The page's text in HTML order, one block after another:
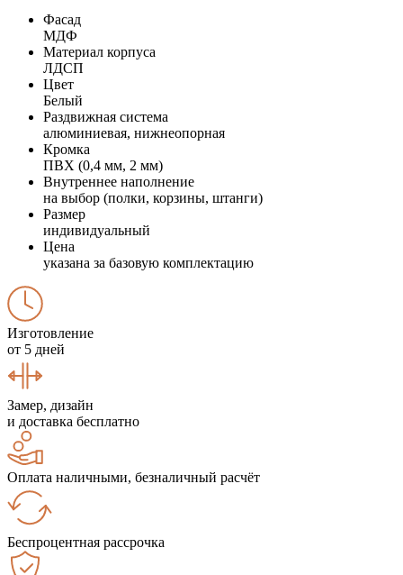
Фасад
МДФ
Материал корпуса
ЛДСП
Цвет
Белый
Раздвижная система
алюминиевая, нижнеопорная
Кромка
ПВХ (0,4 мм, 2 мм)
Внутреннее наполнение
на выбор (полки, корзины, штанги)
Размер
индивидуальный
Цена
указана за базовую комплектацию
Изготовление
от 5 дней
Замер, дизайн
и доставка бесплатно
Оплата наличными, безналичный расчёт
Беспроцентная рассрочка